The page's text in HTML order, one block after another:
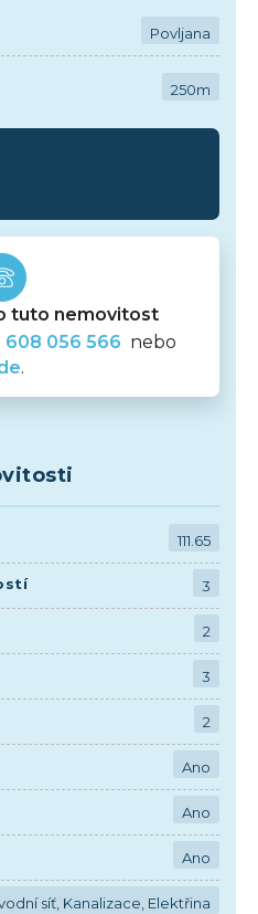
Povljana
250m
tuto nemovitost
608 056 566 nebo
.
111.65
3
2
3
2
Ano
Ano
Ano
síť, Kanalizace, Elektřina